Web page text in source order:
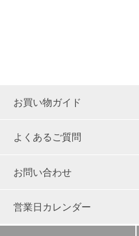
お買い物ガイド
よくあるご質問
お問い合わせ
営業日カレンダー